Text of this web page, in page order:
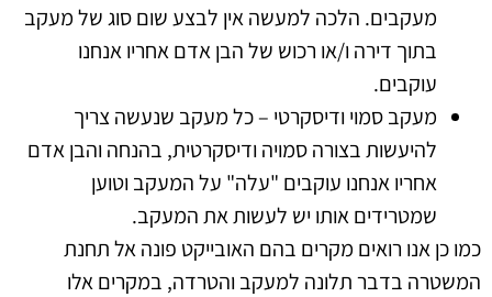
מעקבים. הלכה למעשה אין לבצע שום סוג של מעקב
בתוך דירה ו/או רכוש של הבן אדם אחריו אנחנו
עוקבים.
מעקב סמוי ודיסקרטי – כל מעקב שנעשה צריך
להיעשות בצורה סמויה ודיסקרטית, בהנחה והבן אדם
אחריו אנחנו עוקבים "עלה" על המעקב וטוען
שמטרידים אותו יש לעשות את המעקב.
כמו כן אנו רואים מקרים בהם האובייקט פונה אל תחנת
המשטרה בדבר תלונה למעקב והטרדה, במקרים אלו